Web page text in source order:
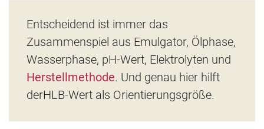
Entscheidend ist immer das
Zusammenspiel aus Emulgator, Ölphase,
Wasserphase, pH-Wert, Elektrolyten und
Herstellmethode. Und genau hier hilft
derHLB-Wert als Orientierungsgröße.